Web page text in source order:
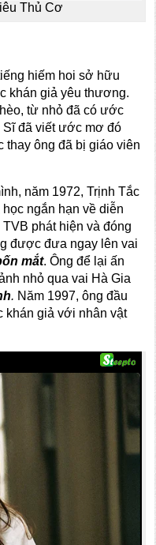
Thủ Cơ
hiếm hoi sở hữu
khán giả yêu thương.
từ nhỏ đã có ước
Sĩ đã viết ước mơ đó
thay ông đã bị giáo viên
năm 1972, Trịnh Tắc
ngắn hạn về diễn
phát hiện và đóng
được đưa ngay lên vai
mắt. Ông để lại ấn
nhỏ qua vai Hà Gia
. Năm 1997, ông đầu
khán giả với nhân vật